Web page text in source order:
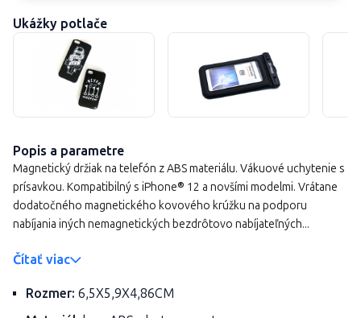
Ukážky potlače
Popis a parametre
Magnetický držiak na telefón z ABS materiálu. Vákuové uchytenie s
prísavkou. Kompatibilný s iPhone® 12 a novšími modelmi. Vrátane
dodatočného magnetického kovového krúžku na podporu
nabíjania iných nemagnetických bezdrôtovo nabíjateľných...
Čítať viac
Rozmer: 6,5X5,9X4,86CM